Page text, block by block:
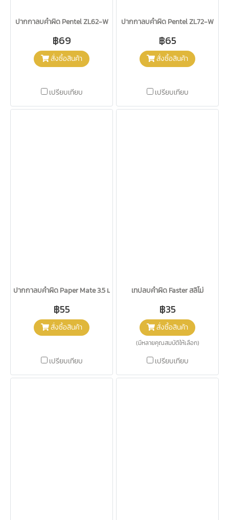
ปากกาลบคำผิด Pentel ZL62-W
฿69
สั่งซื้อสินค้า
เปรียบเทียบ
ปากกาลบคำผิด Pentel ZL72-W
฿65
สั่งซื้อสินค้า
เปรียบเทียบ
ปากกาลบคำผิด Paper Mate 3.5 มล.
฿55
สั่งซื้อสินค้า
เปรียบเทียบ
เทปลบคำผิด Faster สลิโม่
฿35
สั่งซื้อสินค้า
(มีหลายคุณสมบัติให้เลือก)
เปรียบเทียบ